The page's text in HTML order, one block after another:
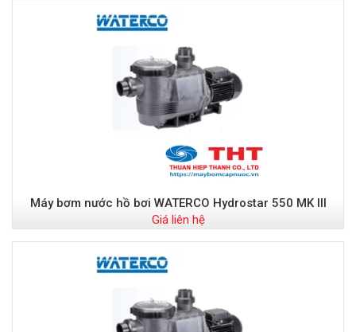
Máy bơm nước hồ bơi WATERCO Hydrostar 550 MK III
Giá liên hệ